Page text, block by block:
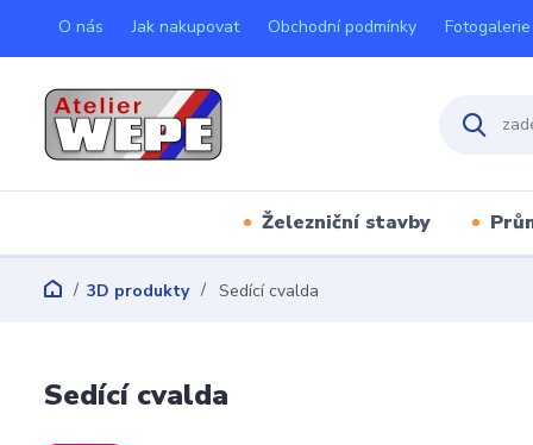
O nás Jak nakupovat Obchodní podmínky Fotogalerie
Železniční stavby
3D produkty Sedící cvalda
Sedící cvalda